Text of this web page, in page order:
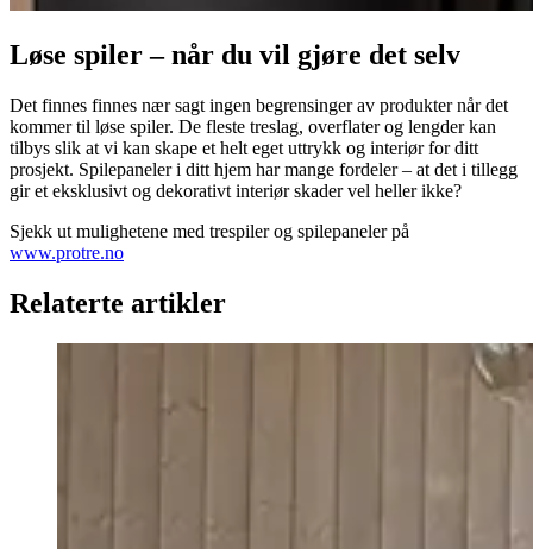
Løse spiler – når du vil gjøre det selv
Det finnes finnes nær sagt ingen begrensinger av produkter når det
kommer til løse spiler. De fleste treslag, overflater og lengder kan
tilbys slik at vi kan skape et helt eget uttrykk og interiør for ditt
prosjekt. Spilepaneler i ditt hjem har mange fordeler – at det i tillegg
gir et eksklusivt og dekorativt interiør skader vel heller ikke?
Sjekk ut mulighetene med trespiler og spilepaneler på
www.protre.no
Relaterte artikler